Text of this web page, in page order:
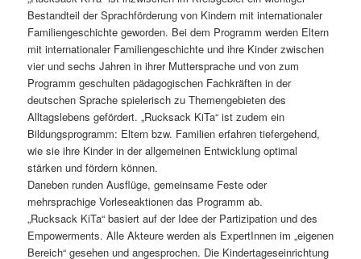
Bestandteil der Sprachförderung von Kindern mit internationaler
Familiengeschichte geworden. Bei dem Programm werden Eltern
mit internationaler Familiengeschichte und ihre Kinder zwischen
vier und sechs Jahren in ihrer Muttersprache und von zum
Programm geschulten pädagogischen Fachkräften in der
deutschen Sprache spielerisch zu Themengebieten des
Alltagslebens gefördert. „Rucksack KiTa“ ist zudem ein
Bildungsprogramm: Eltern bzw. Familien erfahren tiefergehend,
wie sie ihre Kinder in der allgemeinen Entwicklung optimal
stärken und fördern können.
Daneben runden Ausflüge, gemeinsame Feste oder
mehrsprachige Vorleseaktionen das Programm ab.
„Rucksack KiTa“ basiert auf der Idee der Partizipation und des
Empowerments. Alle Akteure werden als ExpertInnen im „eigenen
Bereich“ gesehen und angesprochen. Die Kindertageseinrichtung